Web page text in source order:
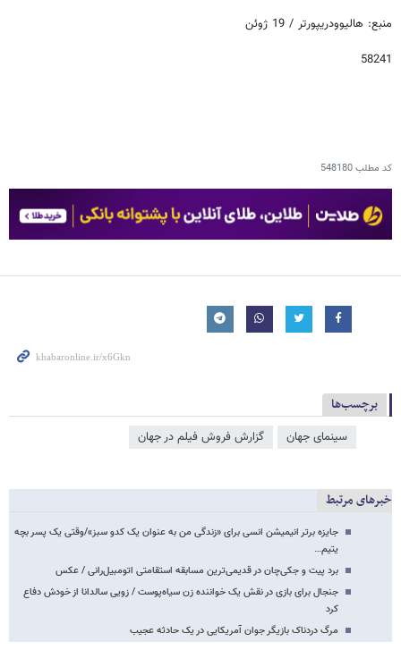
منبع: هالیوودریپورتر / 19 ژوئن
58241
کد مطلب548180
برچسب‌ها
سینمای جهان گزارش فروش فیلم در جهان
خبرهای مرتبط
جایزه برتر انیمیشن انسی برای «زندگی من به عنوان یک کدو سبز»/وقتی یک پسر بچه
یتیم…
برد پیت و جکی‌چان در قدیمی‌ترین مسابقه استقامتی اتومبیل‌رانی / عکس
جنجال برای بازی در نقش یک خواننده زن سیاه‌پوست / زویی سالدانا از خودش دفاع
کرد
مرگ دردناک بازیگر جوان آمریکایی در یک حادثه عجیب